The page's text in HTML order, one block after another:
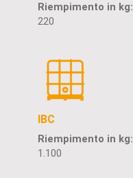
Riempimento in kg:
220
IBC
Riempimento in kg:
1.100